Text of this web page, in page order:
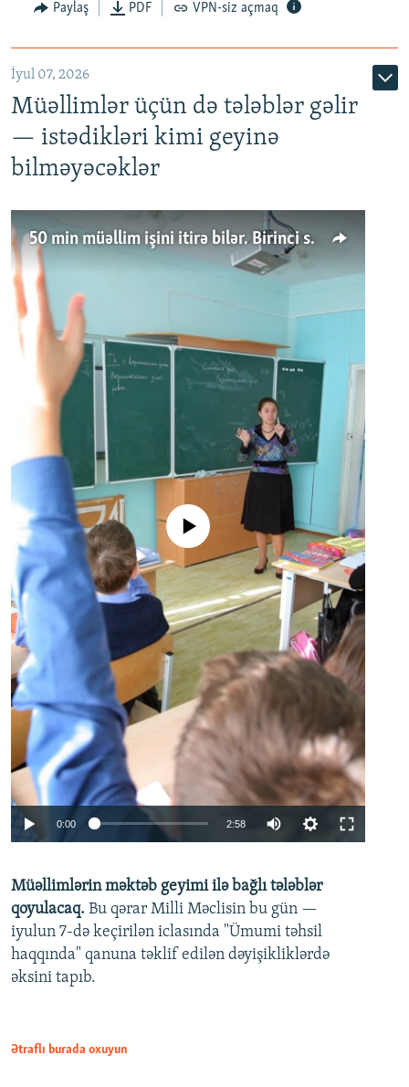
Paylaş PDF VPN-siz açmaq
İyul 07, 2026
Müəllimlər üçün də tələblər gəlir
— istədikləri kimi geyinə
bilməyəcəklər
50 min müəllim işini itirə bilər. Birinci sinfə gedənlər azalır
No media source currently available
0:00 2:58
360p
480p
720p
Müəllimlərin məktəb geyimi ilə bağlı tələblər
qoyulacaq. Bu qərar Milli Məclisin bu gün —
iyulun 7-də keçirilən iclasında "Ümumi təhsil
haqqında" qanuna təklif edilən dəyişikliklərdə
əksini tapıb.
Ətraflı burada oxuyun